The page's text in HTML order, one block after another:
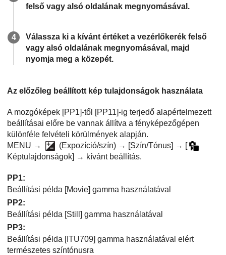
felső vagy alsó oldalának megnyomásával.
Válassza ki a kívánt értéket a vezérlőkerék felső
vagy alsó oldalának megnyomásával, majd
nyomja meg a közepét.
Az előzőleg beállított kép tulajdonságok használata
A mozgóképek [PP1]-től [PP11]-ig terjedő alapértelmezett
beállításai előre be vannak állítva a fényképezőgépen
különféle felvételi körülmények alapján.
MENU →
(Expozíció/szín) → [Szín/Tónus] → [
Képtulajdonságok] → kívánt beállítás.
PP1:
Beállítási példa [Movie] gamma használatával
PP2:
Beállítási példa [Still] gamma használatával
PP3:
Beállítási példa [ITU709] gamma használatával elért
természetes színtónusra